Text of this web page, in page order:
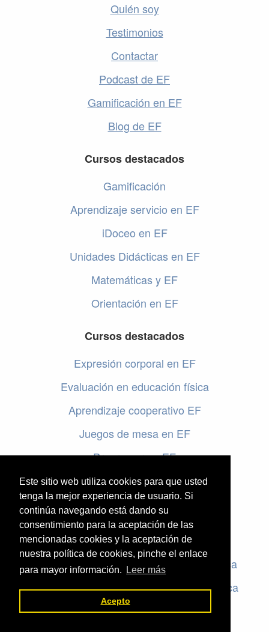
Este sitio web utiliza cookies para que usted
tenga la mejor experiencia de usuario. Si
continúa navegando está dando su
consentimiento para la aceptación de las
mencionadas cookies y la aceptación de
nuestra política de cookies, pinche el enlace
para mayor información.
Leer más
Acepto
Quién soy
Testimonios
Contactar
Podcast de EF
Gamificación en EF
Blog de EF
Cursos destacados
Gamificación
Aprendizaje servicio en EF
iDoceo en EF
Unidades Didácticas en EF
Matemáticas y EF
Orientación en EF
Cursos destacados
Expresión corporal en EF
Evaluación en educación física
Aprendizaje cooperativo EF
Juegos de mesa en EF
Programar en EF
Cursos online de educación física
Artículos destacados
Evaluación en educación física
Criterios de evaluación en educación física
Rúbricas de evaluación en educación física